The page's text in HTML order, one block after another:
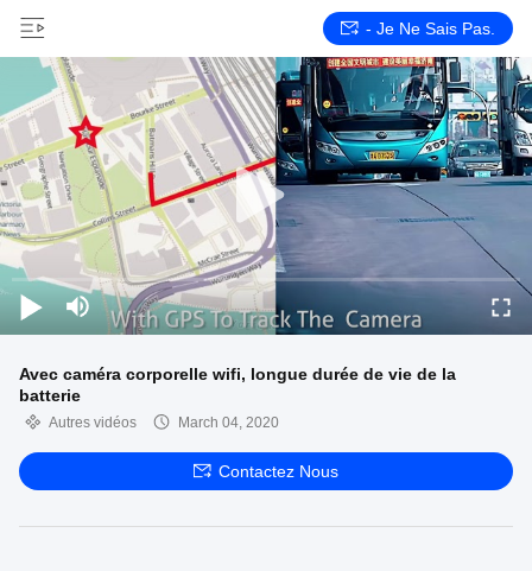
- Je Ne Sais Pas.
Avec caméra corporelle wifi, longue durée de vie de la
batterie
Autres vidéos March 04, 2020
Contactez Nous